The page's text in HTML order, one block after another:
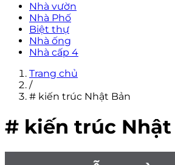
Nhà vườn
Nhà Phố
Biệt thự
Nhà ống
Nhà cấp 4
Trang chủ
/
# kiến trúc Nhật Bản
# kiến trúc Nhật